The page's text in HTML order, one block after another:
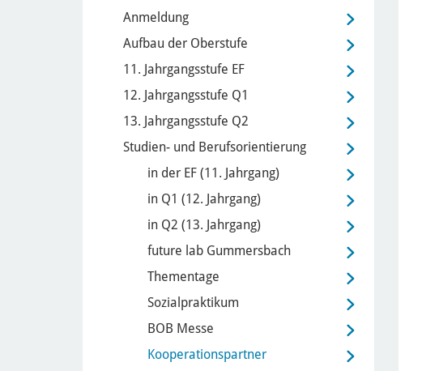
Anmeldung
Aufbau der Oberstufe
11. Jahrgangsstufe EF
12. Jahrgangsstufe Q1
13. Jahrgangsstufe Q2
Studien- und Berufsorientierung
in der EF (11. Jahrgang)
in Q1 (12. Jahrgang)
in Q2 (13. Jahrgang)
future lab Gummersbach
Thementage
Sozialpraktikum
BOB Messe
Kooperationspartner